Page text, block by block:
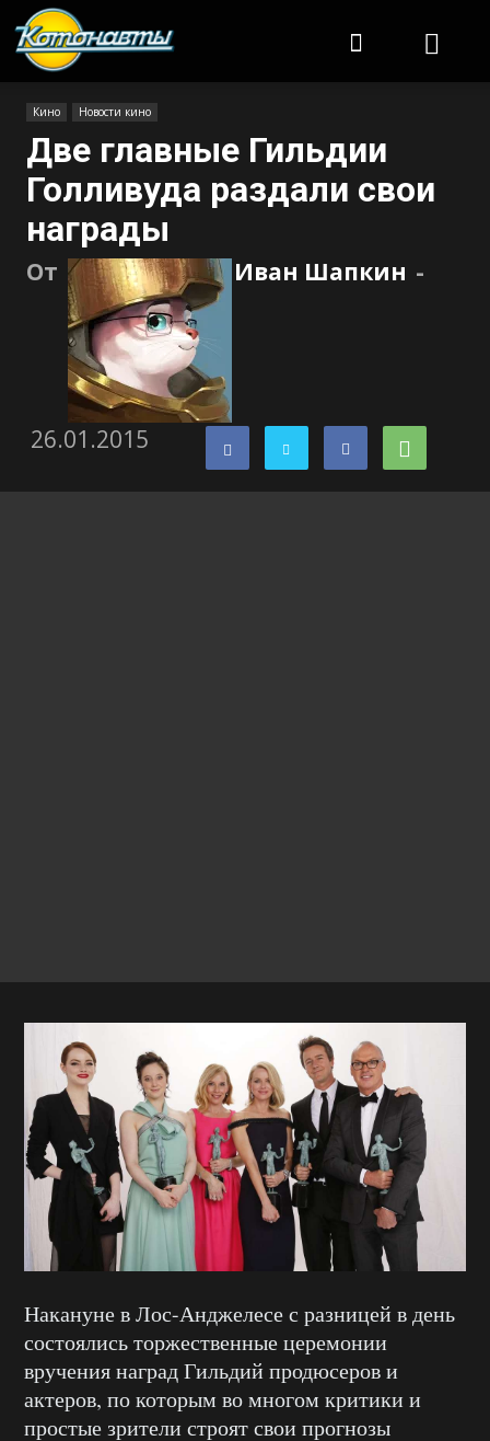
Кино Новости кино
Две главные Гильдии
Голливуда раздали свои
награды
От Иван Шапкин -
26.01.2015
Накануне в Лос-Анджелесе с разницей в день
состоялись торжественные церемонии
вручения наград Гильдий продюсеров и
актеров, по которым во многом критики и
простые зрители строят свои прогнозы